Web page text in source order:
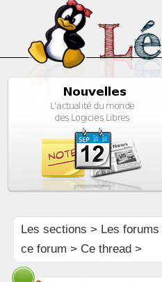
Les sections > Les
ce forum > Ce thread >